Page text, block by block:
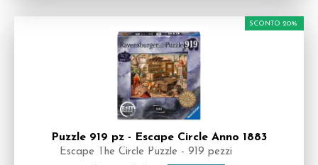
Puzzle 919 pz - Escape Circle Anno 1883
Escape The Circle Puzzle - 919 pezzi
SCONTO 20%